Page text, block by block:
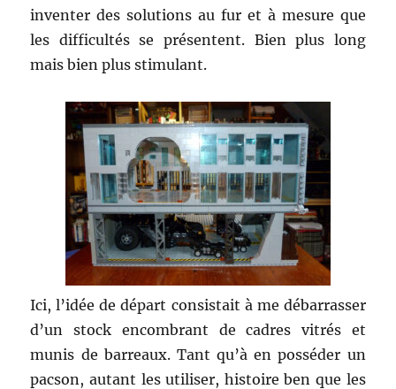
inventer des solutions au fur et à mesure que
les difficultés se présentent. Bien plus long
mais bien plus stimulant.
Ici, l’idée de départ consistait à me débarrasser
d’un stock encombrant de cadres vitrés et
munis de barreaux. Tant qu’à en posséder un
pacson, autant les utiliser, histoire ben que les